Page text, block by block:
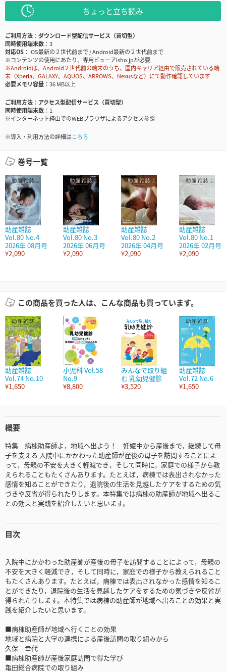
ちょっと立ち読み
ご利用方法
ダウンロード型配信サービス（買切型）
同時使用端末数
3
対応OS
iOS最新の２世代前まで / Android最新の２世代前まで
※コンテンツの使用にあたり、専用ビューアisho.jpが必要
※Androidは、Android２世代前の端末のうち、国内キャリア経由で販売されている端
末（Xperia、GALAXY、AQUOS、ARROWS、Nexusなど）にて動作確認しています
必要メモリ容量
36 MB以上
ご利用方法
アクセス型配信サービス（買切型）
同時使用端末数
1
※インターネット経由でのWEBブラウザによるアクセス参照
※導入・利用方法の詳細はこちら
巻号一覧
助産雑誌
Vol.80 No.4
2026年 08月号
¥2,090
助産雑誌
Vol.80 No.3
2026年 06月号
¥2,090
助産雑誌
Vol.80 No.2
2026年 04月号
¥2,090
助産雑誌
Vol.80 No.1
2026年 02月号
¥2,090
この商品を買った人は、こんな商品も買っています。
助産雑誌
Vol.74 No.10
¥1,650
小児科 Vol.58
No.9
¥8,800
みんなで取り組
む 乳幼児健診
¥3,520
助産雑誌
Vol.72 No.6
¥1,650
概要
特集 病棟助産師よ，地域へ出よう！ 妊娠中から産後まで，継続して母
子を支える 入院中にかかわった助産師が産後の母子を訪問することによ
って，母親の不安を大きく軽減でき，そして同時に，家庭での様子から教
えられることもたくさんあります。たとえば，病棟では表出されなかった
感情を知ることができたり，退院後の生活を見越したケアをするための気
づきや反省が得られたりします。本特集では病棟の助産師が地域へ出るこ
との効果と実践を紹介したいと思います。
目次
入院中にかかわった助産師が産後の母子を訪問することによって，母親の
不安を大きく軽減でき，そして同時に，家庭での様子から教えられること
もたくさんあります。たとえば，病棟では表出されなかった感情を知るこ
とができたり，退院後の生活を見越したケアをするための気づきや反省が
得られたりします。本特集では病棟の助産師が地域へ出ることの効果と実
践を紹介したいと思います。
■病棟助産師が地域へ行くことの効果
地域と病院と大学の連携による産後訪問の取り組みから
久保 幸代
■病棟助産師が産後家庭訪問で得た学び
亀田総合病院での取り組み